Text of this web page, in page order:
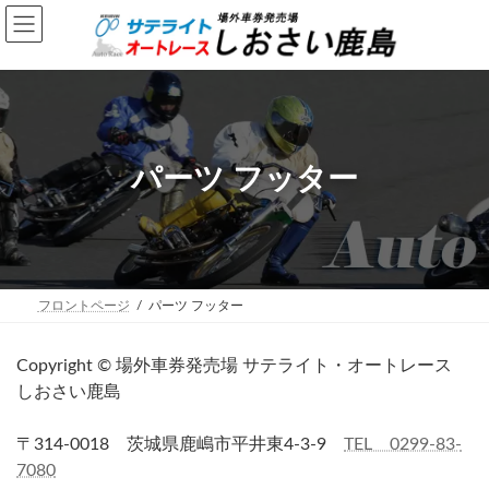
コ
ン
ン
ツ
へ
ス
キ
ッ
プ
ナ
ビ
ー
シ
ョ
ン
に
移
動
パーツ フッター
フロントページ パーツ フッター
Copyright © 場外車券発売場 サテライト・オートレース
しおさい鹿島
〒314-0018 茨城県鹿嶋市平井東4-3-9 TEL 0299-83-
7080